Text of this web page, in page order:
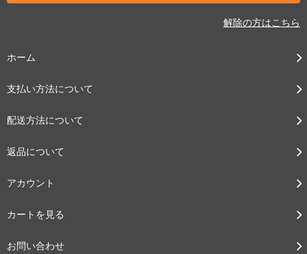
解除の方はこちら
ホーム
支払い方法について
配送方法について
返品について
アカウント
カートを見る
お問い合わせ